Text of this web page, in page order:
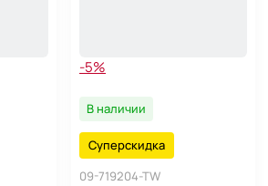
-5%
В наличии
Суперскидка
09-719204-TW